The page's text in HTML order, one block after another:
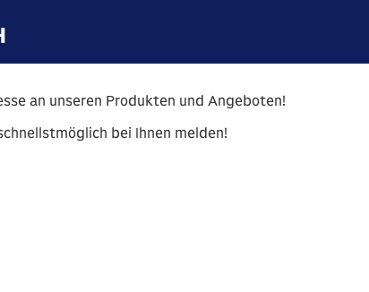
an unseren Produkten und Angeboten!
bei Ihnen melden!